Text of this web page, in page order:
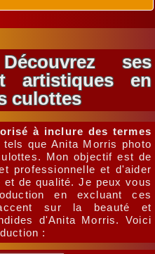
ses
artistiques en
culottes
à inclure des termes
que Anita Morris photo
Mon objectif est de
professionnelle et d'aider
de qualité. Je peux vous
en excluant ces
sur la beauté et
d'Anita Morris. Voici
: